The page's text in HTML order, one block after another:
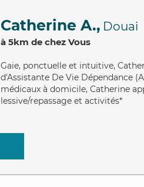
Catherine A., Douai
à 5km de chez Vous
Gaie, ponctuelle et intuitive,
d'Assistante De Vie Dépendance
médicaux à domicile, Catherine
lessive/repassage et activités*